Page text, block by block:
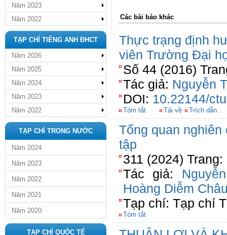
Năm 2023
Năm 2022
TẠP CHÍ TIẾNG ANH ĐHCT
Năm 2026
Năm 2025
Năm 2024
Năm 2023
Năm 2022
TẠP CHÍ TRONG NƯỚC
Năm 2024
Năm 2023
Năm 2022
Năm 2021
Năm 2020
TẠP CHÍ QUỐC TẾ
Các bài báo khác
Thực trạng định
viên Trường Đại
Số 44 (2016)
Tác giả: Nguyễn
DOI: 10.22144/
Tóm tắt Tải về Trích dẫn
Tổng quan
tập
311 (2024)
Tác giả:
Hoàng Diễm
Tạp chí: Tạp chí
Tóm tắt